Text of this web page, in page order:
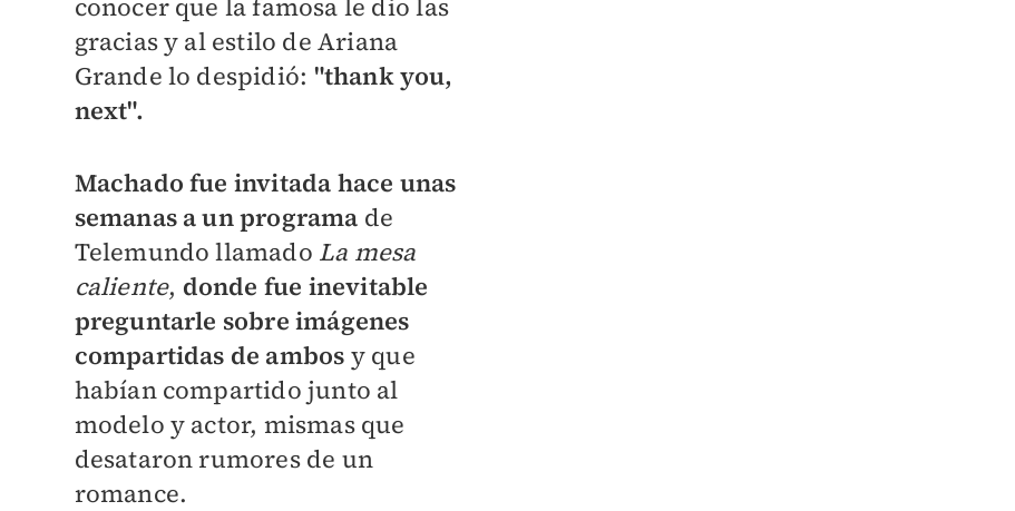
conocer que la famosa le dio las
gracias y al estilo de Ariana
Grande lo despidió: "thank you,
next".
Machado fue invitada hace unas
semanas a un programa de
Telemundo llamado La mesa
caliente, donde fue inevitable
preguntarle sobre imágenes
compartidas de ambos y que
habían compartido junto al
modelo y actor, mismas que
desataron rumores de un
romance.